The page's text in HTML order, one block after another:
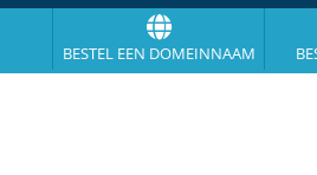
BESTEL EEN DOMEINNAAM